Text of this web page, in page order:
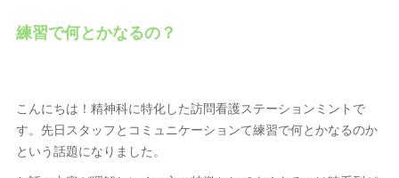
練習で何とかなるの？
こんにちは！精神科に特化した訪問看護ステーションミントで
す。先日スタッフとコミュニケーションて練習で何とかなるのか
という話題になりました。